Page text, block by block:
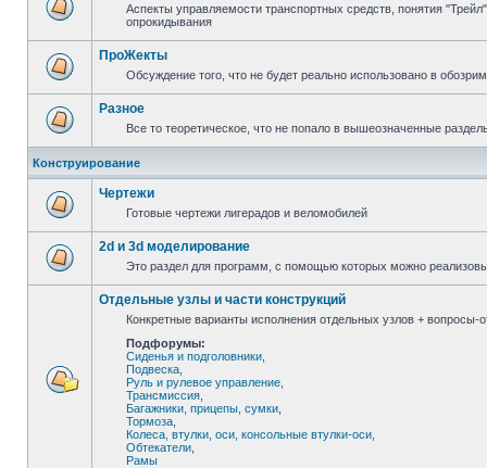
Аспекты управляемости транспортных средств, понятия
опрокидывания
ПроЖекты
Обсуждение того, что не будет реально использовано в
Разное
Все то теоретическое, что не попало в вышеозначенные
Конструирование
Чертежи
Готовые чертежи лигерадов и веломобилей
2d и 3d моделирование
Это раздел для программ, с помощью которых можно
Отдельные узлы и части конструкций
Конкретные варианты исполнения отдельных узлов + вопросы-
Подфорумы:
Сиденья и подголовники
Подвеска
Руль и рулевое управление
Трансмиссия
Багажники, прицепы, сумки
Тормоза
Колеса, втулки, оси, консольные втулки-оси
Обтекатели
Рамы